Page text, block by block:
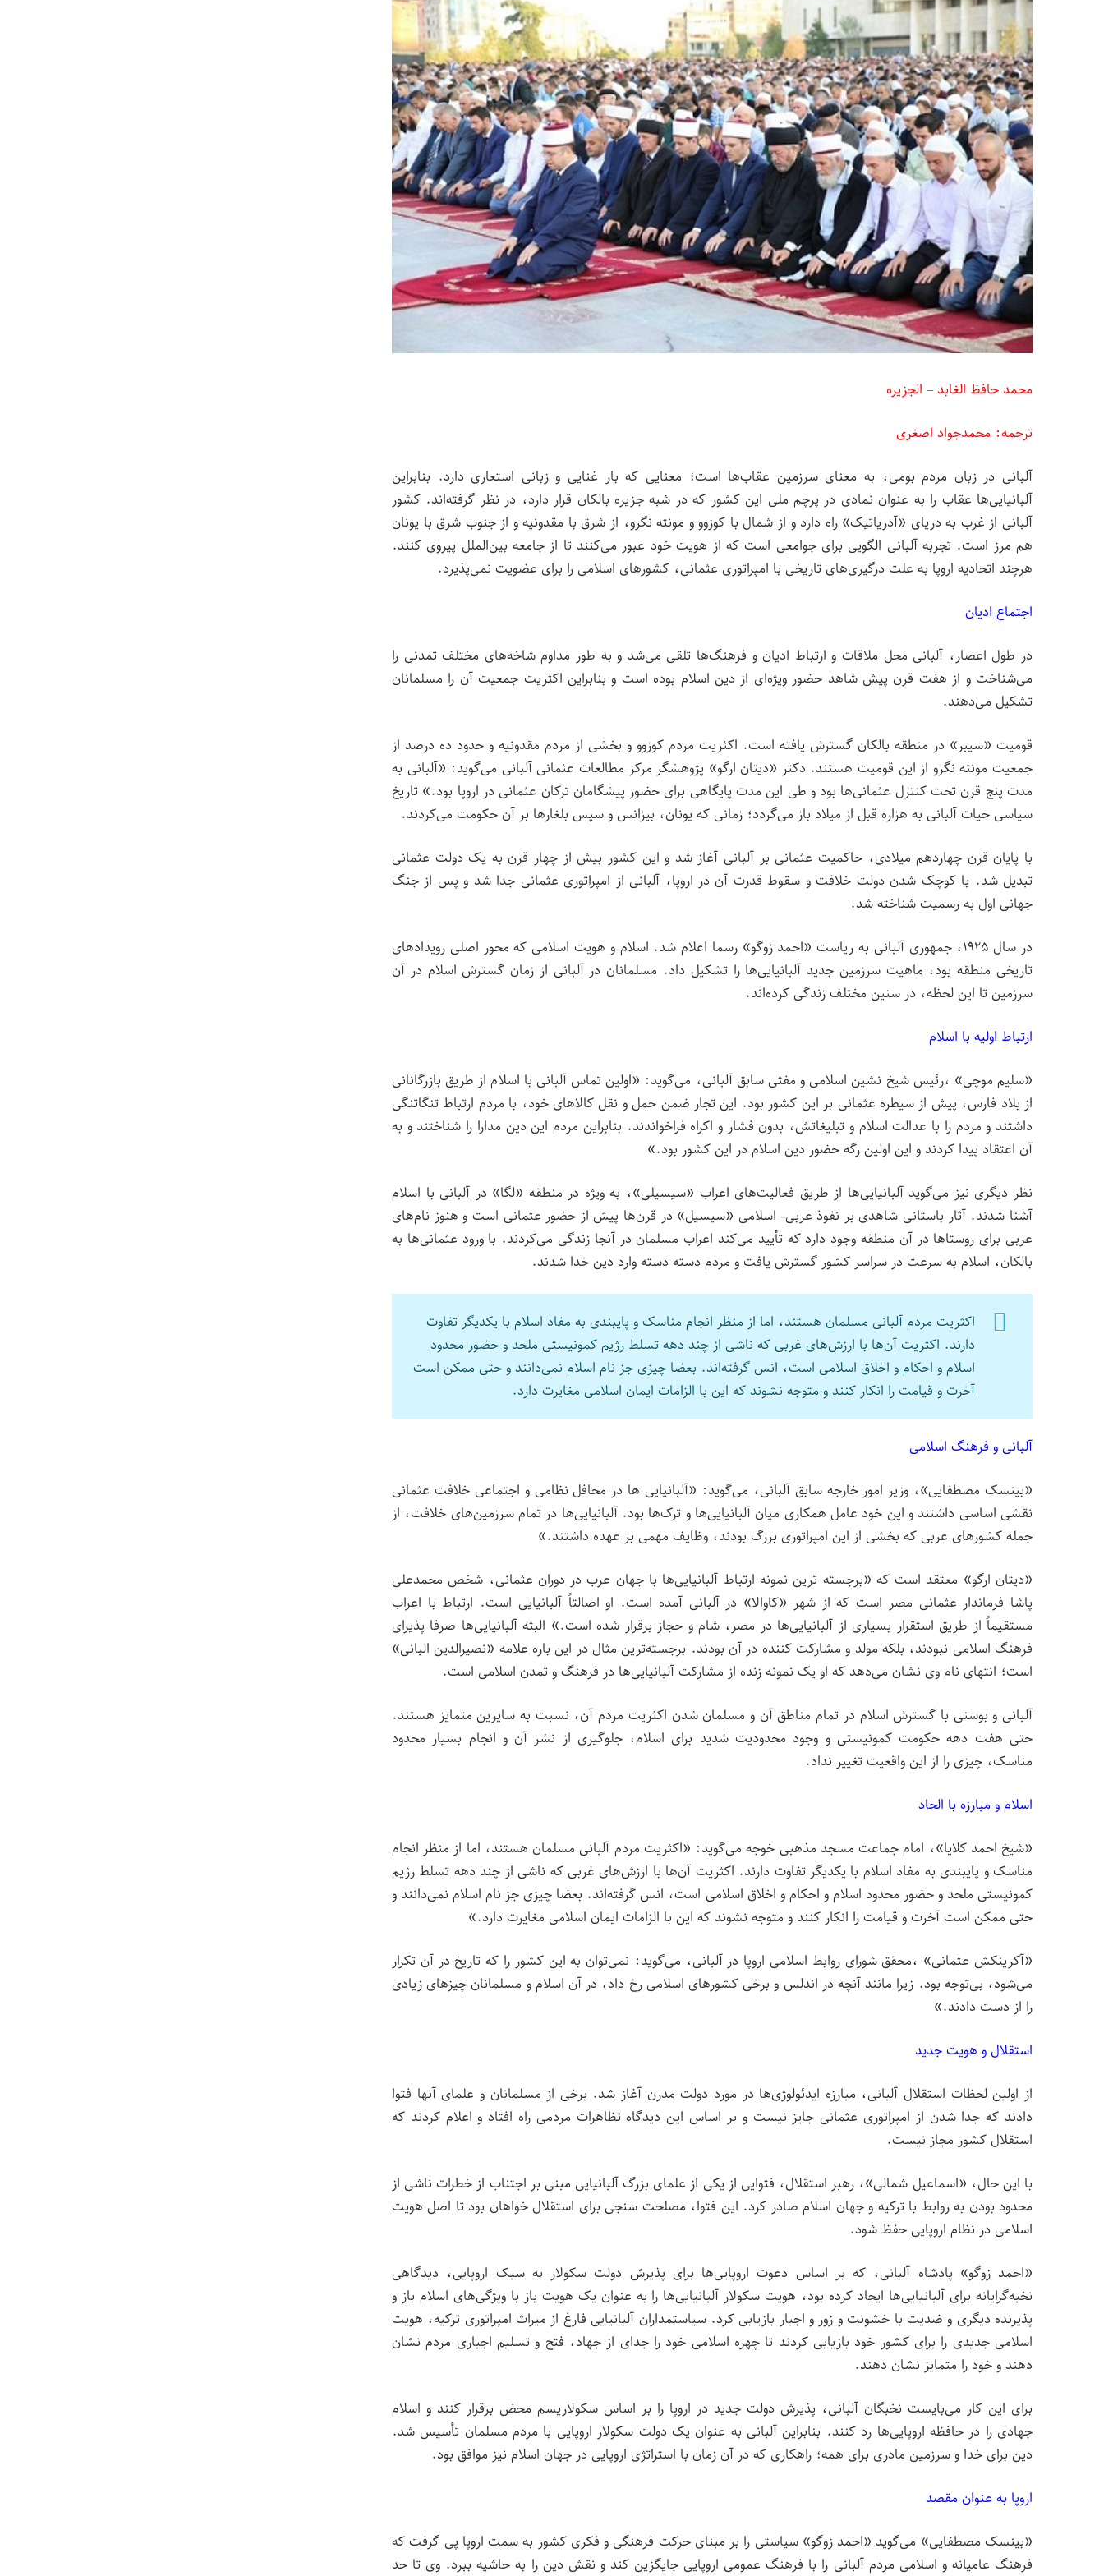
محمد حافظ الغابد – الجزیره
ترجمه: محمدجواد اصغری
آلبانی در زبان مردم بومی، به معنای سرزمین عقاب‌ها است؛ معنایی که بار غنایی و زبانی استعاری دارد. بنابراین
آلبانیایی‌ها عقاب را به عنوان نمادی در پرچم ملی این کشور که در شبه جزیره بالکان قرار دارد، در نظر گرفته‌اند. کشور
آلبانی از غرب به دریای «آدریاتیک» راه دارد و از شمال با کوزوو و مونته نگرو، از شرق با مقدونیه و از جنوب شرق با یونان
هم مرز است. تجربه آلبانی الگویی برای جوامعی است که از هویت خود عبور می‌کنند تا از جامعه بین‌الملل پیروی کنند.
هرچند اتحادیه اروپا به علت درگیری‌های تاریخی با امپراتوری عثمانی، کشورهای اسلامی را برای عضویت نمی‌پذیرد.
اجتماع ادیان
در طول اعصار، آلبانی محل ملاقات و ارتباط ادیان و فرهنگ‌ها تلقی می‌شد و به طور مداوم شاخه‌های مختلف تمدنی را
می‌شناخت و از هفت قرن پیش شاهد حضور ویژه‌ای از دین اسلام بوده است و بنابراین اکثریت جمعیت آن را مسلمانان
تشکیل می‌دهند.
قومیت «سیبر» در منطقه بالکان گسترش یافته است. اکثریت مردم کوزوو و بخشی از مردم مقدونیه و حدود ده درصد از
جمعیت مونته نگرو از این قومیت هستند. دکتر «دیتان ارگو» پژوهشگر مرکز مطالعات عثمانی آلبانی می‌گوید: «آلبانی به
مدت پنج قرن تحت کنترل عثمانی‌ها بود و طی این مدت پایگاهی برای حضور پیشگامان ترکان عثمانی در اروپا بود.» تاریخ
سیاسی حیات آلبانی به هزاره قبل از میلاد باز می‌گردد؛ زمانی که یونان، بیزانس و سپس بلغارها بر آن حکومت می‌کردند.
با پایان قرن چهاردهم میلادی، حاکمیت عثمانی بر آلبانی آغاز شد و این کشور بیش از چهار قرن به یک دولت عثمانی
تبدیل شد. با کوچک شدن دولت خلافت و سقوط قدرت آن در اروپا، آلبانی از امپراتوری عثمانی جدا شد و پس از جنگ
جهانی اول به رسمیت شناخته شد.
در سال ۱۹۲۵، جمهوری آلبانی به ریاست «احمد زوگو» رسما اعلام شد. اسلام و هویت اسلامی که محور اصلی رویدادهای
تاریخی منطقه بود، ماهیت سرزمین جدید آلبانیایی‌ها را تشکیل داد. مسلمانان در آلبانی از زمان گسترش اسلام در آن
سرزمین تا این لحظه، در سنین مختلف زندگی کرده‌اند.
ارتباط اولیه با اسلام
«سلیم موچی» ،رئیس شیخ نشین اسلامی و مفتی سابق آلبانی، می‌گوید: «اولین تماس آلبانی با اسلام از طریق بازرگانانی
از بلاد فارس، پیش از سیطره عثمانی بر این کشور بود. این تجار ضمن حمل و نقل کالاهای خود، با مردم ارتباط تنگاتنگی
داشتند و مردم را با عدالت اسلام و تبلیغاتش، بدون فشار و اکراه فراخواندند. بنابراین مردم این دین مدارا را شناختند و به
آن اعتقاد پیدا کردند و این اولین رگه حضور دین اسلام در این کشور بود.»
نظر دیگری نیز می‌گوید آلبانیایی‌ها از طریق فعالیت‌های اعراب «سیسیلی»، به ویژه در منطقه «لگا» در آلبانی با اسلام
آشنا شدند. آثار باستانی شاهدی بر نفوذ عربی- اسلامی «سیسیل» در قرن‌ها پیش از حضور عثمانی است و هنوز نام‌های
عربی برای روستاها در آن منطقه وجود دارد که تأیید می‌کند اعراب مسلمان در آنجا زندگی می‌کردند. با ورود عثمانی‌ها به
بالکان، اسلام به سرعت در سراسر کشور گسترش یافت و مردم دسته دسته وارد دین خدا شدند.
اکثریت مردم آلبانی مسلمان هستند، اما از منظر انجام مناسک و پایبندی به مفاد اسلام با یکدیگر تفاوت
دارند. اکثریت آن‌ها با ارزش‌های غربی که ناشی از چند دهه تسلط رژیم کمونیستی ملحد و حضور محدود
اسلام و احکام و اخلاق اسلامی است، انس گرفته‌اند. بعضا چیزی جز نام اسلام نمی‌دانند و حتی ممکن است
آخرت و قیامت را انکار کنند و متوجه نشوند که این با الزامات ایمان اسلامی مغایرت دارد.
آلبانی و فرهنگ اسلامی
«بینسک مصطفایی»، وزیر امور خارجه سابق آلبانی، می‌گوید: «آلبانیایی ها در محافل نظامی و اجتماعی خلافت عثمانی
نقشی اساسی داشتند و این خود عامل همکاری میان آلبانیایی‌ها و ترک‌ها بود. آلبانیایی‌ها در تمام سرزمین‌های خلافت، از
جمله کشورهای عربی که بخشی از این امپراتوری بزرگ بودند، وظایف مهمی بر عهده داشتند.»
«دیتان ارگو» معتقد است که «برجسته ترین نمونه ارتباط آلبانیایی‌ها با جهان عرب در دوران عثمانی، شخص محمدعلی
پاشا فرماندار عثمانی مصر است که از شهر «کاوالا» در آلبانی آمده است. او اصالتاً آلبانیایی است. ارتباط با اعراب
مستقیماً از طریق استقرار بسیاری از آلبانیایی‌ها در مصر، شام و حجاز برقرار شده است.» البته آلبانیایی‌ها صرفا پذیرای
فرهنگ اسلامی نبودند، بلکه مولد و مشارکت کننده در آن بودند. برجسته‌ترین مثال در این باره علامه «نصیرالدین البانی»
است؛ انتهای نام وی نشان می‌دهد که او یک نمونه زنده از مشارکت آلبانیایی‌ها در فرهنگ و تمدن اسلامی است.
آلبانی و بوسنی با گسترش اسلام در تمام مناطق آن و مسلمان شدن اکثریت مردم آن، نسبت به سایرین متمایز هستند.
حتی هفت دهه حکومت کمونیستی و وجود محدودیت شدید برای اسلام، جلوگیری از نشر آن و انجام بسیار محدود
مناسک، چیزی را از این واقعیت تغییر نداد.
اسلام و مبارزه با الحاد
«شیخ احمد کلایا»، امام جماعت مسجد مذهبی خوجه می‌گوید: «اکثریت مردم آلبانی مسلمان هستند، اما از منظر انجام
مناسک و پایبندی به مفاد اسلام با یکدیگر تفاوت دارند. اکثریت آن‌ها با ارزش‌های غربی که ناشی از چند دهه تسلط رژیم
کمونیستی ملحد و حضور محدود اسلام و احکام و اخلاق اسلامی است، انس گرفته‌اند. بعضا چیزی جز نام اسلام نمی‌دانند و
حتی ممکن است آخرت و قیامت را انکار کنند و متوجه نشوند که این با الزامات ایمان اسلامی مغایرت دارد.»
«آکرینکش عثمانی» ،محقق شورای روابط اسلامی اروپا در آلبانی، می‌گوید: نمی‌توان به این کشور را که تاریخ در آن تکرار
می‌شود، بی‌توجه بود. زیرا مانند آنچه در اندلس و برخی کشورهای اسلامی رخ داد، در آن اسلام و مسلمانان چیزهای زیادی
را از دست دادند.»
استقلال و هویت جدید
از اولین لحظات استقلال آلبانی، مبارزه ایدئولوژی‌ها در مورد دولت مدرن آغاز شد. برخی از مسلمانان و علمای آنها فتوا
دادند که جدا شدن از امپراتوری عثمانی جایز نیست و بر اساس این دیدگاه تظاهرات مردمی راه افتاد و اعلام کردند که
استقلال کشور مجاز نیست.
با این حال، «اسماعیل شمالی»، رهبر استقلال، فتوایی از یکی از علمای بزرگ آلبانیایی مبنی بر اجتناب از خطرات ناشی از
محدود بودن به روابط با ترکیه و جهان اسلام صادر کرد. این فتوا، مصلحت سنجی برای استقلال خواهان بود تا اصل هویت
اسلامی در نظام اروپایی حفظ شود.
«احمد زوگو» پادشاه آلبانی، که بر اساس دعوت اروپایی‌ها برای پذیرش دولت سکولار به سبک اروپایی، دیدگاهی
نخبه‌گرایانه برای آلبانیایی‌ها ایجاد کرده بود، هویت سکولار آلبانیایی‌ها را به عنوان یک هویت باز با ویژگی‌های اسلام باز و
پذیرنده دیگری و ضدیت با خشونت و زور و اجبار بازیابی کرد. سیاستمداران آلبانیایی فارغ از میراث امپراتوری ترکیه، هویت
اسلامی جدیدی را برای کشور خود بازیابی کردند تا چهره اسلامی خود را جدای از جهاد، فتح و تسلیم اجباری مردم نشان
دهند و خود را متمایز نشان دهند.
برای این کار می‌بایست نخبگان آلبانی، پذیرش دولت جدید در اروپا را بر اساس سکولاریسم محض برقرار کنند و اسلام
جهادی را در حافظه اروپایی‌ها رد کنند. بنابراین آلبانی به عنوان یک دولت سکولار اروپایی با مردم مسلمان تأسیس شد.
دین برای خدا و سرزمین مادری برای همه؛ راهکاری که در آن زمان با استراتژی اروپایی در جهان اسلام نیز موافق بود.
اروپا به عنوان مقصد
«بینسک مصطفایی» می‌گوید «احمد زوگو» سیاستی را بر مبنای حرکت فرهنگی و فکری کشور به سمت اروپا پی گرفت که
فرهنگ عامیانه و اسلامی مردم آلبانی را با فرهنگ عمومی اروپایی جایگزین کند و نقش دین را به حاشیه ببرد. وی تا حد